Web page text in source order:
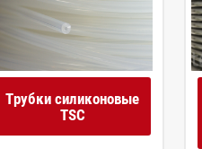
Трубки силиконовые
TSC